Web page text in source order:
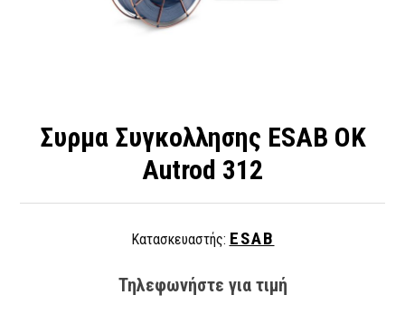
Συρμα Συγκολλησης ESAB OK
Autrod 312
Κατασκευαστής: ESAB
Τηλεφωνήστε για τιμή